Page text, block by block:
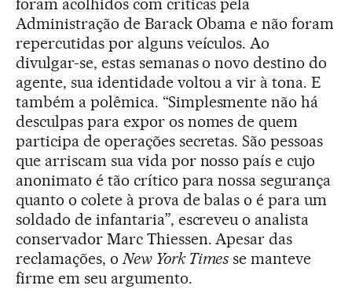
foram acolhidos com críticas pela
Administração de Barack Obama e não foram
repercutidas por alguns veículos. Ao
divulgar-se, estas semanas o novo destino do
agente, sua identidade voltou a vir à tona. E
também a polêmica. “Simplesmente não há
desculpas para expor os nomes de quem
participa de operações secretas. São pessoas
que arriscam sua vida por nosso país e cujo
anonimato é tão crítico para nossa segurança
quanto o colete à prova de balas o é para um
soldado de infantaria”, escreveu o analista
conservador Marc Thiessen. Apesar das
reclamações, oNew York Times se manteve
firme em seu argumento.